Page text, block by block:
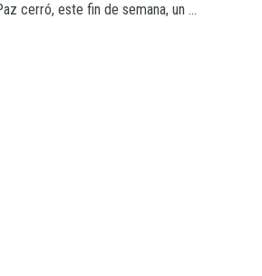
cerró, este fin de semana, un ...